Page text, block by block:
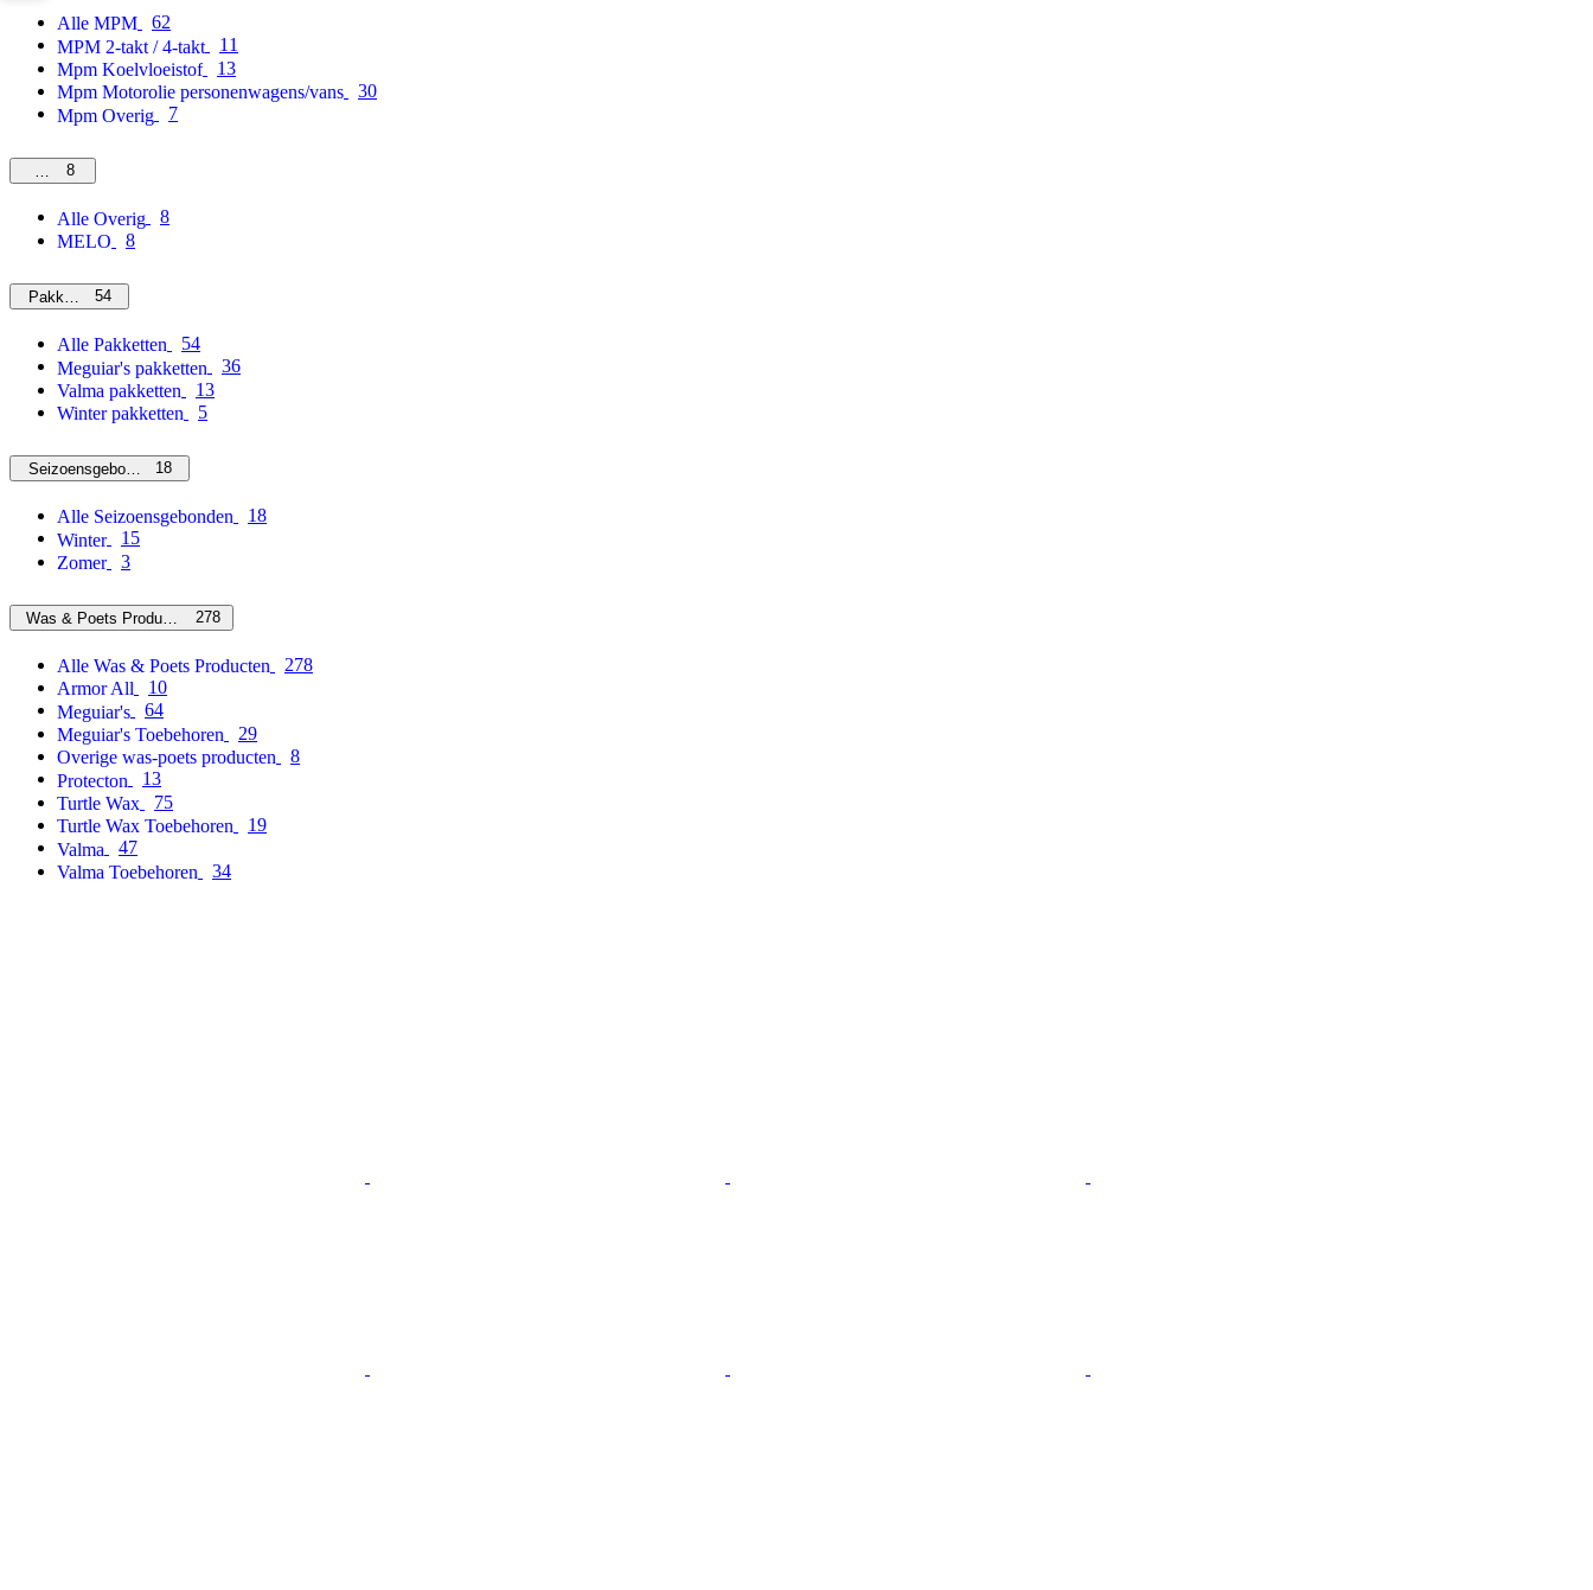
Alle MPM
62
MPM 2-takt / 4-takt
11
Mpm Koelvloeistof
13
Mpm Motorolie personenwagens/vans
30
Mpm Overig
7
Overig
8
Alle Overig
8
MELO
8
Pakketten54
Alle Pakketten
54
Meguiar's pakketten
36
Valma pakketten
13
Winter pakketten
5
Seizoensgebonden18
Alle Seizoensgebonden
18
Winter
15
Zomer
3
Was & Poets Producten 278
Alle Was & Poets Producten
278
Armor All
10
Meguiar's
64
Meguiar's Toebehoren
29
Overige was-poets producten
8
Protecton
13
Turtle Wax
75
Turtle Wax Toebehoren
19
Valma
47
Valma Toebehoren
34